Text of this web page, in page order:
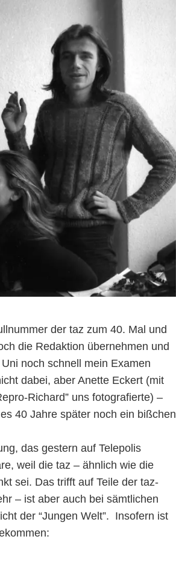
der taz zum 40. Mal und
die Redaktion übernehmen und
noch schnell mein Examen
dabei, aber Anette Eckert (mit
Richard” uns fotografierte) –
40 Jahre später noch ein bißchen
das gestern auf Telepolis
weil die taz – ähnlich wie die
sei. Das trifft auf Teile der taz-
– ist aber auch bei sämtlichen
der “Jungen Welt”. Insofern ist